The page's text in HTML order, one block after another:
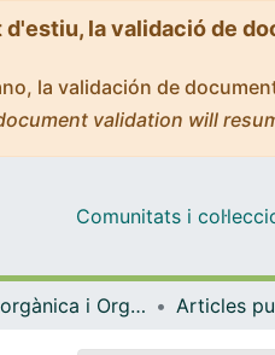
la validació de
la validación de
validation will
Comunitats i
Química Inorgànica i Orgànica